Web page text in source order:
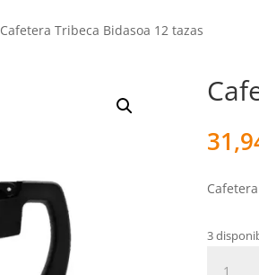
Cafetera Tribeca Bidasoa 12 tazas
3